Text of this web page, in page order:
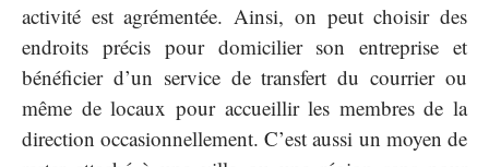
activité est agrémentée. Ainsi, on peut choisir des
endroits précis pour domicilier son entreprise et
bénéficier d’un service de transfert du courrier ou
même de locaux pour accueillir les membres de la
direction occasionnellement. C’est aussi un moyen de